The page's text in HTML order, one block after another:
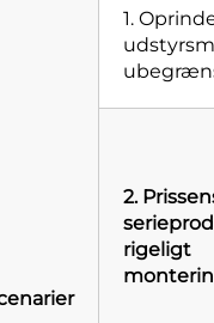
1.
2.
rigeligt